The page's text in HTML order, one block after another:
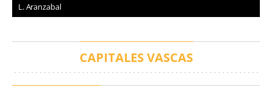
L. Aranzabal
CAPITALES VASCAS